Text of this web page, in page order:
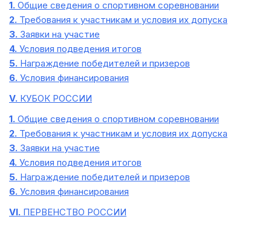
1. Общие сведения о спортивном соревновании
2. Требования к участникам и условия их допуска
3. Заявки на участие
4. Условия подведения итогов
5. Награждение победителей и призеров
6. Условия финансирования
V. КУБОК РОССИИ
1. Общие сведения о спортивном соревновании
2. Требования к участникам и условия их допуска
3. Заявки на участие
4. Условия подведения итогов
5. Награждение победителей и призеров
6. Условия финансирования
VI. ПЕРВЕНСТВО РОССИИ